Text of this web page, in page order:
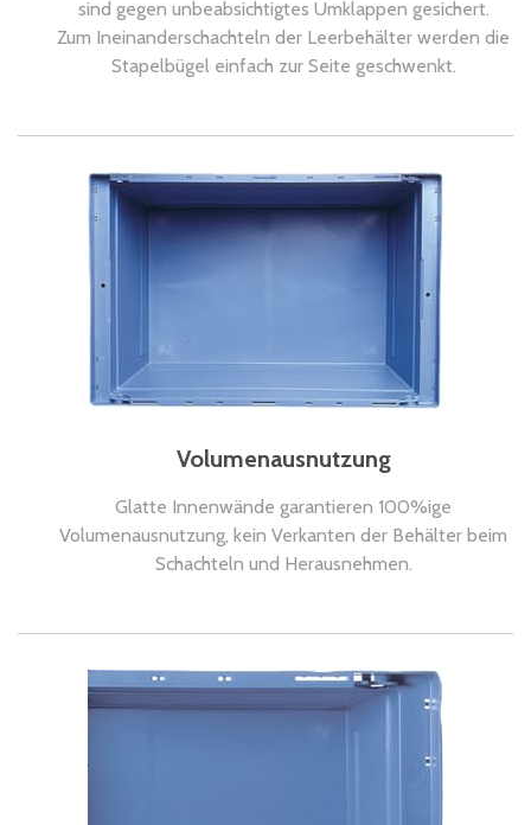
sind gegen unbeabsichtigtes Umklappen gesichert.
Zum Ineinanderschachteln der Leerbehälter werden die
Stapelbügel einfach zur Seite geschwenkt.
Volumenausnutzung
Glatte Innenwände garantieren 100%ige
Volumenausnutzung, kein Verkanten der Behälter beim
Schachteln und Herausnehmen.